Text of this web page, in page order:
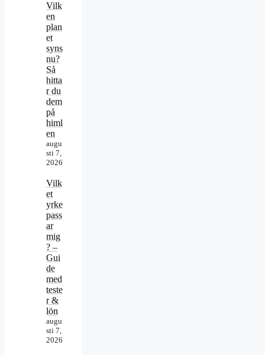
Vilk
en
plan
et
syns
nu?
Så
hitta
r du
dem
på
himl
en
augu
sti 7,
2026
Vilk
et
yrke
pass
ar
mig
? –
Gui
de
med
teste
r &
lön
augu
sti 7,
2026